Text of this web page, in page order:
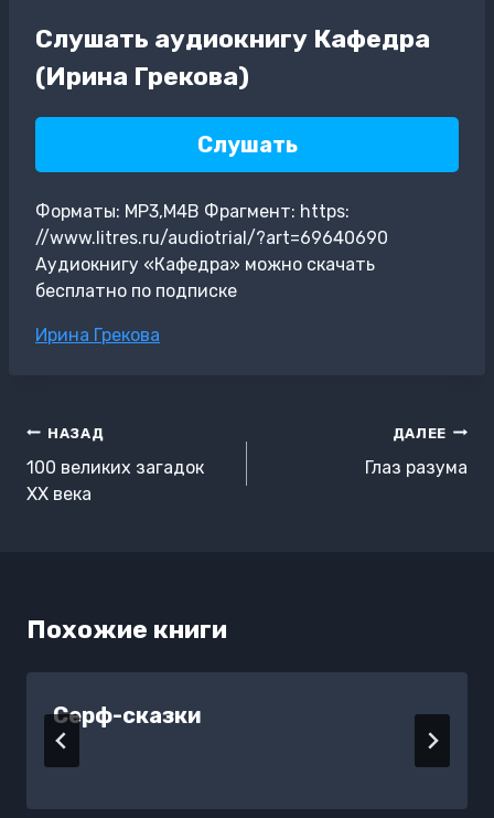
Слушать аудиокнигу Кафедра
(Ирина Грекова)
Слушать
Форматы: MP3,M4B Фрагмент: https:
//www.litres.ru/audiotrial/?art=69640690
Аудиокнигу «Кафедра» можно скачать
бесплатно по подписке
Метки
Ирина Грекова
Навигация
по
записям
НАЗАД
100 великих загадок
XX века
ДАЛЕЕ
Глаз разума
Похожие книги
Серф-сказки